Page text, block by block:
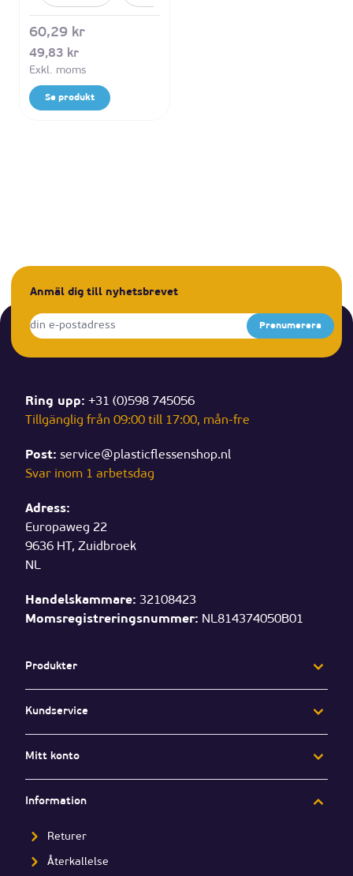
60,29 kr
49,83 kr
Se produkt
Anmäl dig till nyhetsbrevet
Ring upp: +31 (0)598 745056
Tillgänglig från 09:00 till 17:00, mån-fre
Post: service@plasticflessenshop.nl
Svar inom 1 arbetsdag
Adress:
Europaweg 22
9636 HT, Zuidbroek
NL
Handelskammare: 32108423
Momsregistreringsnummer: NL814374050B01
Produkter
HDPE flaskor
Glass bottles
Såsflaskor
Juiceflaskor
Kundservice
Kontakta
Mitt konto
Information
Returer
Återkallelse